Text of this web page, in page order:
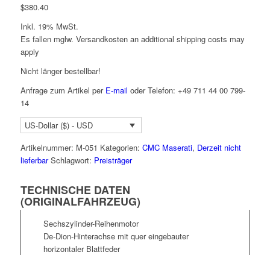
$380.40
Inkl. 19% MwSt.
Es fallen mglw. Versand­kosten an additional shipping costs may
apply
Nicht länger bestellbar!
Anfrage zum Artikel per E-mail oder Telefon: +49 711 44 00 799-
14
US-Dollar ($) - USD
Artikelnummer: M-051 Kategorien: CMC Maserati, Derzeit nicht
lieferbar Schlagwort: Preisträger
TECHNISCHE DATEN
(ORIGINALFAHRZEUG)
Sechszylinder-Reihenmotor
De-Dion-Hinterachse mit quer eingebauter
horizontaler Blattfeder